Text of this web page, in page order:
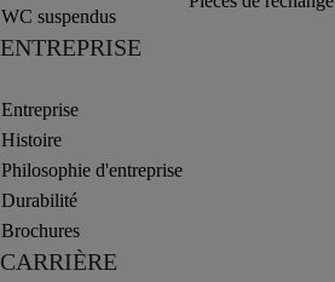
WC suspendus
ENTREPRISE
Entreprise
Histoire
Philosophie d'entreprise
Durabilité
Brochures
CARRIÈRE